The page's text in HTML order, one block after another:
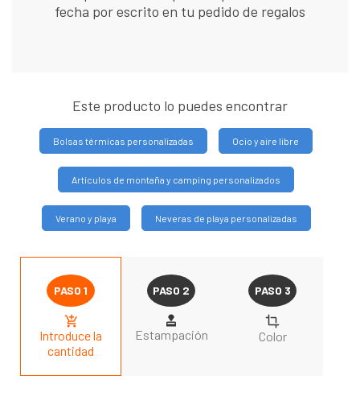
fecha por escrito en tu pedido de regalos
Este producto lo puedes encontrar
Bolsas térmicas personalizadas Ocio y aire libre
Artículos de montaña y camping personalizados
Verano y playa Neveras de playa personalizadas
Introduce la
cantidad
Estampación Color